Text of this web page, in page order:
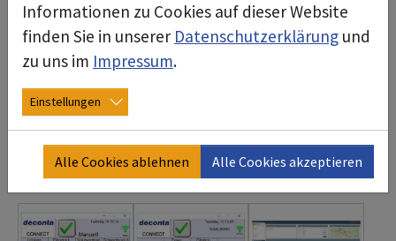
Informationen zu Cookies auf dieser Website
finden Sie in unserer Datenschutzerklärung und
zu uns im Impressum.
Einstellungen
Alle Cookies ablehnen Alle Cookies akzeptieren